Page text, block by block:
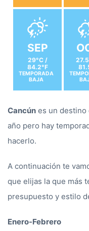
SEP
29°C /
84.2°F
TEMPORADA
BAJA
Cancún es un destino
año pero hay
hacerlo.
A continuación te
que elijas la que más
presupuesto y estilo
Enero-Febrero